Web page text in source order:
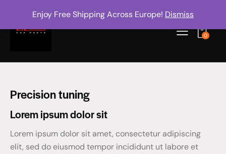
0
Precision tuning
Lorem ipsum dolor sit
Lorem ipsum dolor sit amet, consectetur adipiscing
elit, sed do eiusmod tempor incididunt ut labore et
Enjoy Free Shipping Across Europe! Dismiss